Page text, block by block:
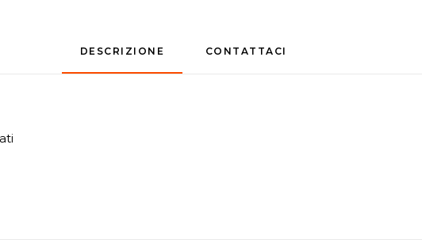
DESCRIZIONE CONTATTACI